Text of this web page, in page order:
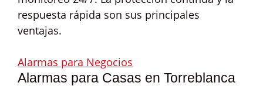
respuesta rápida son sus principales
ventajas.
Alarmas para Negocios
Alarmas para Casas en Torreblanca